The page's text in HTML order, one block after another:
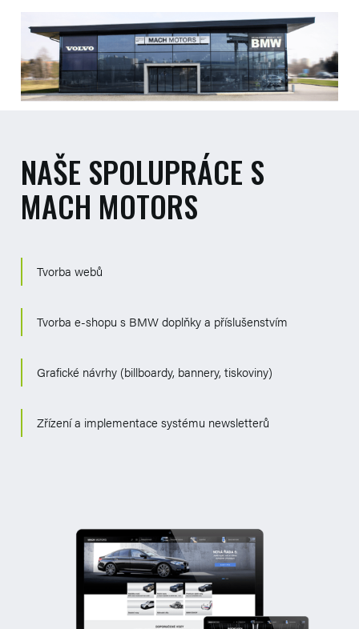
NAŠE SPOLUPRÁCE S
MACH MOTORS
Tvorba webů
Tvorba e-shopu s BMW doplňky a příslušenstvím
Grafické návrhy (billboardy, bannery, tiskoviny)
Zřízení a implementace systému newsletterů